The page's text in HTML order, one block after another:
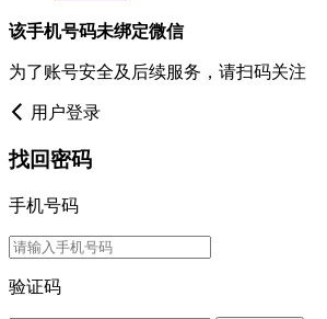
该手机号码未绑定微信
为了账号安全及后续服务，请扫码关注
用户登录
找回密码
手机号码
验证码